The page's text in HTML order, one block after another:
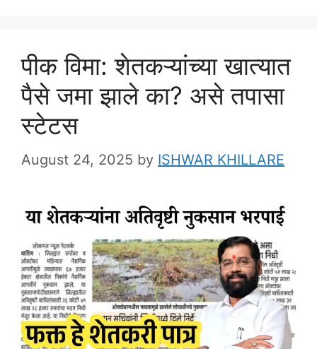
पीक विमा: शेतकऱ्यांच्या खात्यात
पैसे जमा झाले का? असे तपासा
स्टेटस
August 24, 2025 by ISHWAR KHILLARE